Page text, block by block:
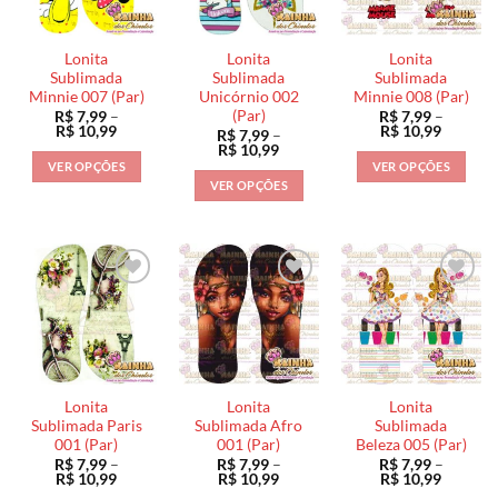
podem
ser
escolhidas
na
página
do
produto
podem
ser
escolhidas
na
página
do
produto
podem
ser
escolhidas
na
página
do
produto
Lonita
Sublimada
Minnie 007 (Par)
R$7,99 –
R$ 10,99Faixa
preço:
R$ 7,99
através
VER OPÇÕES
várias
variantes.
As
opções
podem
ser
escolhidas
na
página
do
Lonita
Sublimada
Unicórnio 002
(Par)
R$7,99 –
R$ 10,99Faixa
preço:
R$ 7,99
através
VER OPÇÕES
tem
várias
variantes.
As
opções
podem
ser
escolhidas
na
página
do
Lonita
Sublimada
Minnie 008 (Par)
R$7,99 –
R$ 10,99Faixa
preço:
R$ 7,99
através
VER OPÇÕES
várias
variantes.
As
opções
podem
ser
escolhidas
na
página
do
Lonita
Sublimada Paris
001 (Par)
R$7,99 –
R$ 10,99Faixa
Lonita
Sublimada Afro
001 (Par)
R$7,99 –
R$ 10,99Faixa
Lonita
Sublimada
Beleza 005 (Par)
R$7,99 –
R$ 10,99Faixa